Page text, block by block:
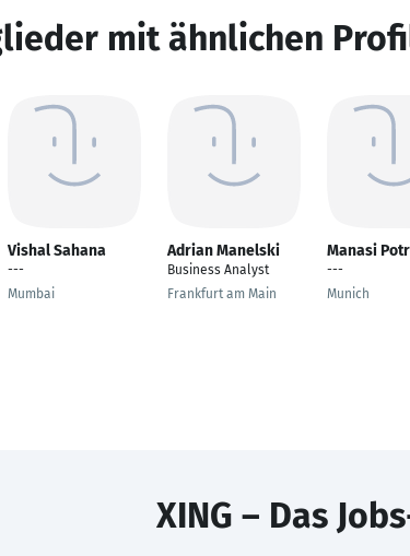
mit ähnlichen
Vishal Sahana
---
Mumbai
Adrian Manelski
Business Analyst
Frankfurt am Main
Manasi
---
Munich
XING – Das